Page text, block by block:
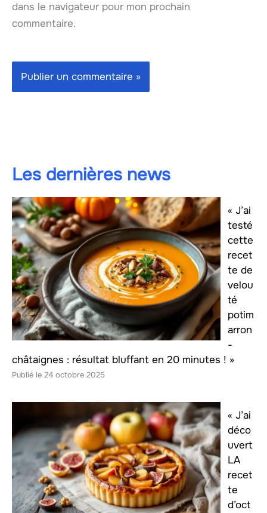
dans le navigateur pour mon prochain
commentaire.
Les dernières news
« J’ai
testé
cette
recet
te de
velou
té
potim
arron
-
châtaignes : résultat bluffant en 20 minutes ! »
24 octobre 2025
« J’ai
déco
uvert
LA
recet
te
d’oct